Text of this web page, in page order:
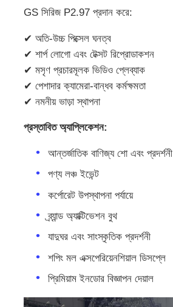
একটি উদ্ধৃতি অনুরোধ করুন
LED ভিডিও ওয়াল ডিসপ্লে
এলইডি ডিসপ্লে স্ক্রিন
কনসার্টের নেতৃত্বাধীন স্ক্রিন
সিওবি এলইডি ভিডিও প্রাচীর
স্বচ্ছ এলইডি প্রদর্শন
এসএমডি এলইডি স্ক্রিন
GS সিরিজ P2.97 প্রদান করে:
✔ অতি-উচ্চ পিক্সেল ঘনত্ব
✔ শার্প লোগো এবং টেক্সট রিপ্রোডাকশন
✔ মসৃণ প্রচারমূলক ভিডিও প্লেব্যাক
✔ পেশাদার ক্যামেরা-বান্ধব কর্মক্ষমতা
✔ নমনীয় ভাড়া স্থাপনা
প্রস্তাবিত অ্যাপ্লিকেশন:
আন্তর্জাতিক বাণিজ্য শো এবং প্রদর্শনী
পণ্য লঞ্চ ইভেন্ট
কর্পোরেট উপস্থাপনা পর্যায়ে
ব্র্যান্ড অ্যাক্টিভেশন বুথ
যাদুঘর এবং সাংস্কৃতিক প্রদর্শনী
শপিং মল এক্সপেরিয়েনশিয়াল ডিসপ্লে
প্রিমিয়াম ইনডোর বিজ্ঞাপন দেয়াল